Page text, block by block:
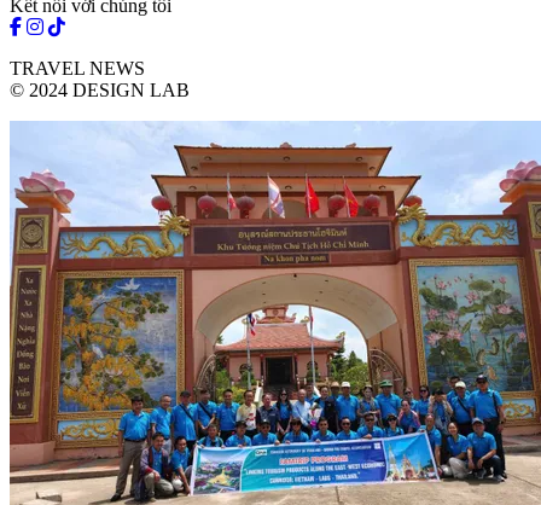
Kết nối với chúng tôi
TRAVEL NEWS
© 2024 DESIGN LAB